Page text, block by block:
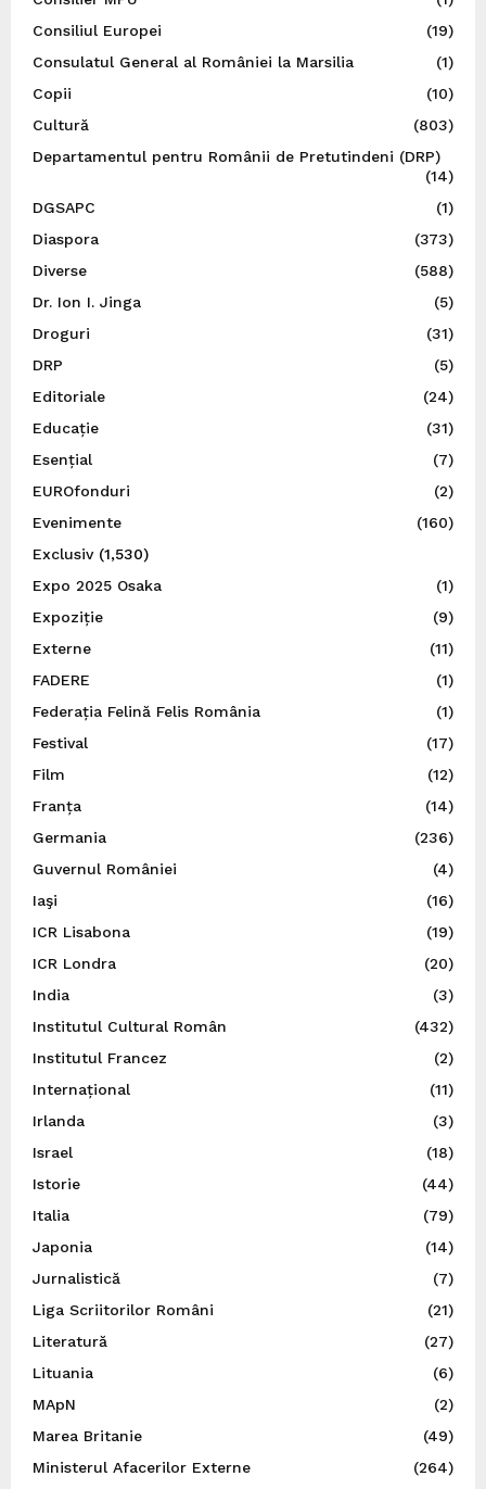
Consiliul Europei
(19)
Consulatul General al României la Marsilia
(1)
Copii
(10)
Cultură
(803)
Departamentul pentru Românii de Pretutindeni (DRP)
(14)
DGSAPC
(1)
Diaspora
(373)
Diverse
(588)
Dr. Ion I. Jinga
(5)
Droguri
(31)
DRP
(5)
Editoriale
(24)
Educație
(31)
Esențial
(7)
EUROfonduri
(2)
Evenimente
(160)
Exclusiv(1,530)
Expo 2025 Osaka
(1)
Expoziție
(9)
Externe
(11)
FADERE
(1)
Federația Felină Felis România
(1)
Festival
(17)
Film
(12)
Franța
(14)
Germania
(236)
Guvernul României
(4)
Iaşi
(16)
ICR Lisabona
(19)
ICR Londra
(20)
India
(3)
Institutul Cultural Român
(432)
Institutul Francez
(2)
Internațional
(11)
Irlanda
(3)
Israel
(18)
Istorie
(44)
Italia
(79)
Japonia
(14)
Jurnalistică
(7)
Liga Scriitorilor Români
(21)
Literatură
(27)
Lituania
(6)
MApN
(2)
Marea Britanie
(49)
Ministerul Afacerilor Externe
(264)